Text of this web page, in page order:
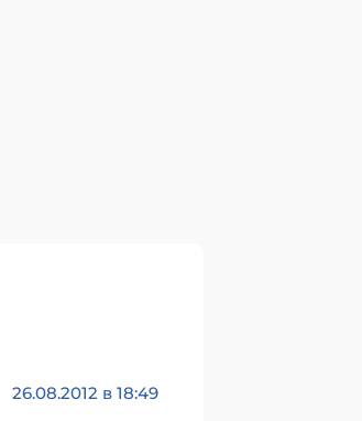
26.08.2012 в 18:49